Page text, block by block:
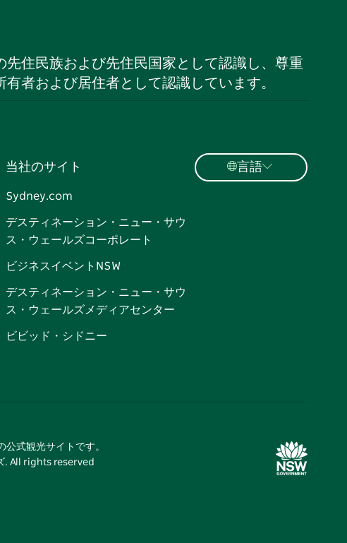
住民族および先住民国家として認識し、尊重
者および居住者として認識しています。
当社のサイト
Sydney.com
デスティネーション・ニュー・サウ
ス・ウェールズコーポレート
ビジネスイベントNSW
デスティネーション・ニュー・サウ
ス・ウェールズメディアセンター
ビビッド・シドニー
言語
式観光サイトです。
. All rights reserved